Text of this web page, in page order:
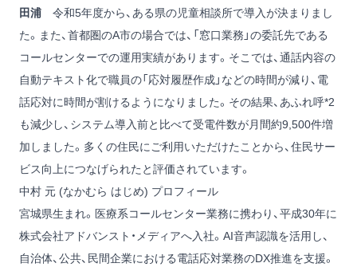
田浦 令和5年度から、ある県の児童相談所で導入が決まりまし
た。また、首都圏のA市の場合では、「窓口業務」の委託先である
コールセンターでの運用実績があります。そこでは、通話内容の
自動テキスト化で職員の「応対履歴作成」などの時間が減り、電
話応対に時間が割けるようになりました。その結果、あふれ呼*2
も減少し、システム導入前と比べて受電件数が月間約9,500件増
加しました。多くの住民にご利用いただけたことから、住民サー
ビス向上につなげられたと評価されています。
中村 元 (なかむら はじめ) プロフィール
宮城県生まれ。医療系コールセンター業務に携わり、平成30年に
株式会社アドバンスト・メディアへ入社。AI音声認識を活用し、
自治体、公共、民間企業における電話応対業務のDX推進を支援。